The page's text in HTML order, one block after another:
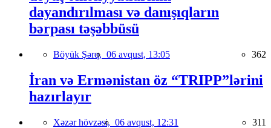
dayandırılması və danışıqların
bərpası təşəbbüsü
Böyük Şərq, 06 avqust, 13:05 362
İran və Ermənistan öz “TRIPP”lərini
hazırlayır
Xəzər hövzəsi, 06 avqust, 12:31 311